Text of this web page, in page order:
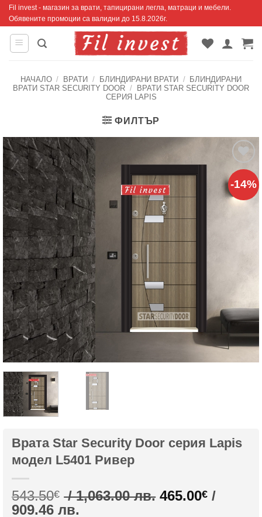
Skip
content
Fil invest - магазин за врати, тапицирани легла, матраци и мебели.
Обявените промоции са валидни до 15.8.2026г.
НАЧАЛО / ВРАТИ / БЛИНДИРАНИ ВРАТИ /
БЛИНДИРАНИ
ВРАТИ STAR SECURITY DOOR /
ВРАТИ STAR SECURITY DOOR
СЕРИЯ LAPIS
ФИЛТЪР
-14%
Добавяне
към
списъка с
харесани
Врата Star Security Door серия Lapis
модел L5401 Ривер
543.50€ / 1,063.00 лв. Original
465.00€ /
909.46 лв.